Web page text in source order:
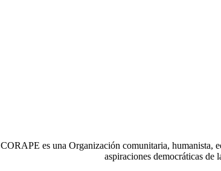
CORAPE es una Organización comunitaria, humanista,
aspiraciones democráticas de